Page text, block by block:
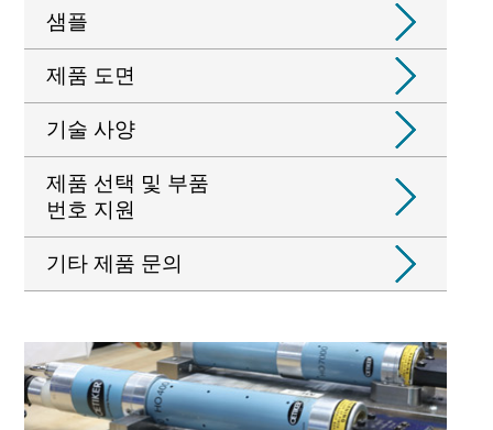
샘플
제품 도면
기술 사양
제품 선택 및 부품
번호 지원
기타 제품 문의